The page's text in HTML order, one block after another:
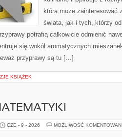
która może zainteresować
świata, jak i tych, którzy
potrafią całkowicie odmienić
się wokół aromatycznych
przyprawy są tu […]
KSIĄŻEK
CZE - 9 - 2026 MOŻLIWOŚĆ